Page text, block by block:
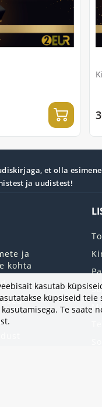
et olla
ja uudistest!
ja
kohta
kasutab
küpsiseid
Te saate
.